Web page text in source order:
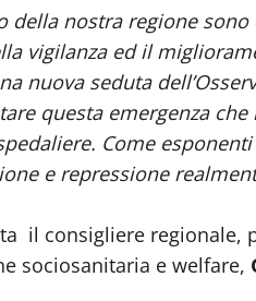
della nostra regione
vigilanza ed il
nuova seduta
questa emergenza
Come
e repressione
il consigliere regionale,
sociosanitaria e welfare,